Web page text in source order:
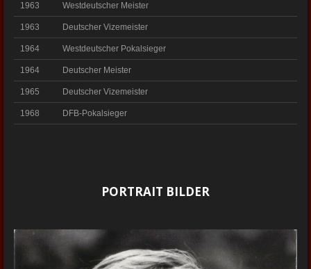
1963 Westdeutscher Meister
1963 Deutscher Vizemeister
1964 Westdeutscher Pokalsieger
1964 Deutscher Meister
1965 Deutscher Vizemeister
1968 DFB-Pokalsieger
PORTRAIT BILDER